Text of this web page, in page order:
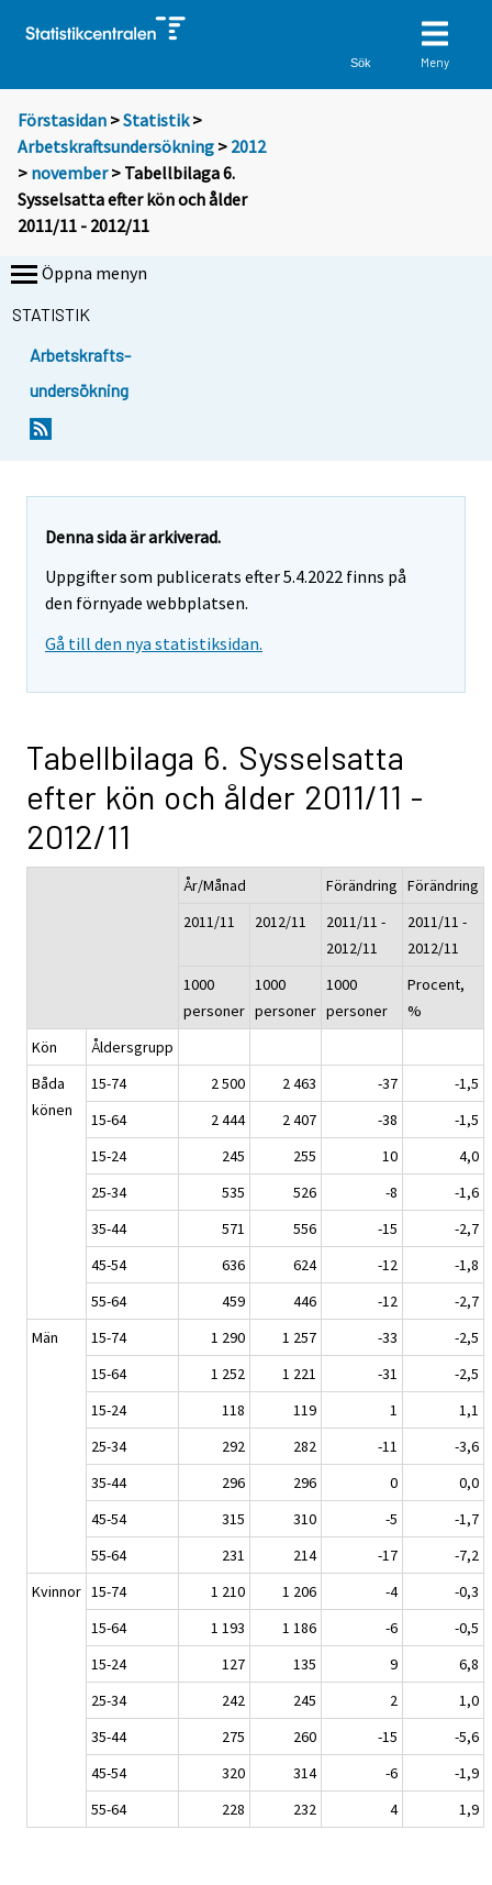
Sök Meny
Förstasidan >Statistik >
Arbetskraftsundersökning > 2012
> november> Tabellbilaga 6.
Sysselsatta efter kön och ålder
2011/11 - 2012/11
Öppna menyn
STATISTIK
Arbetskrafts-
undersökning
Denna sida är arkiverad.
Uppgifter som publicerats efter 5.4.2022 finns på
den förnyade webbplatsen.
Gå till den nya statistiksidan.
Tabellbilaga 6. Sysselsatta
efter kön och ålder 2011/11 -
2012/11
År/Månad Förändring Förändring
2011/11
2012/11
2011/11 -
2012/11
2011/11 -
2012/11
1000
personer
1000
personer
1000
personer
Procent,
%
Kön
Åldersgrupp
Båda
könen
15-74 2 500 2 463 -37
-1,5
15-64
2 444 2 407 -38
-1,5
15-24
245 255 10
4,0
25-34
535 526 -8
-1,6
35-44
571 556 -15
-2,7
45-54
636 624 -12
-1,8
55-64
459 446 -12
-2,7
Män
15-74 1 290 1 257 -33
-2,5
15-64
1 252 1 221 -31
-2,5
15-24
118 119 1
1,1
25-34
292 282 -11
-3,6
35-44
296 296 0
0,0
45-54
315 310 -5
-1,7
55-64
231 214 -17
-7,2
Kvinnor 15-74 1 210 1 206 -4
-0,3
15-64
1 193 1 186 -6
-0,5
15-24
127 135 9
6,8
25-34
242 245 2
1,0
35-44
275 260 -15
-5,6
45-54
320 314 -6
-1,9
55-64
228 232 4 1,9